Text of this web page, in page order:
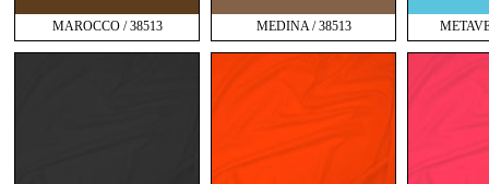
MAROCCO / 38513 MEDINA / 38513